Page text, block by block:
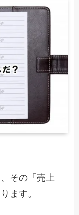
その「売上
ます。